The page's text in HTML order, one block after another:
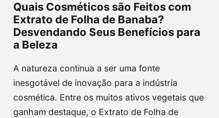
Quais Cosméticos são Feitos com
Extrato de Folha de Banaba?
Desvendando Seus Benefícios para
a Beleza
A natureza continua a ser uma fonte
inesgotável de inovação para a indústria
cosmética. Entre os muitos ativos vegetais que
ganham destaque, o Extrato de Folha de